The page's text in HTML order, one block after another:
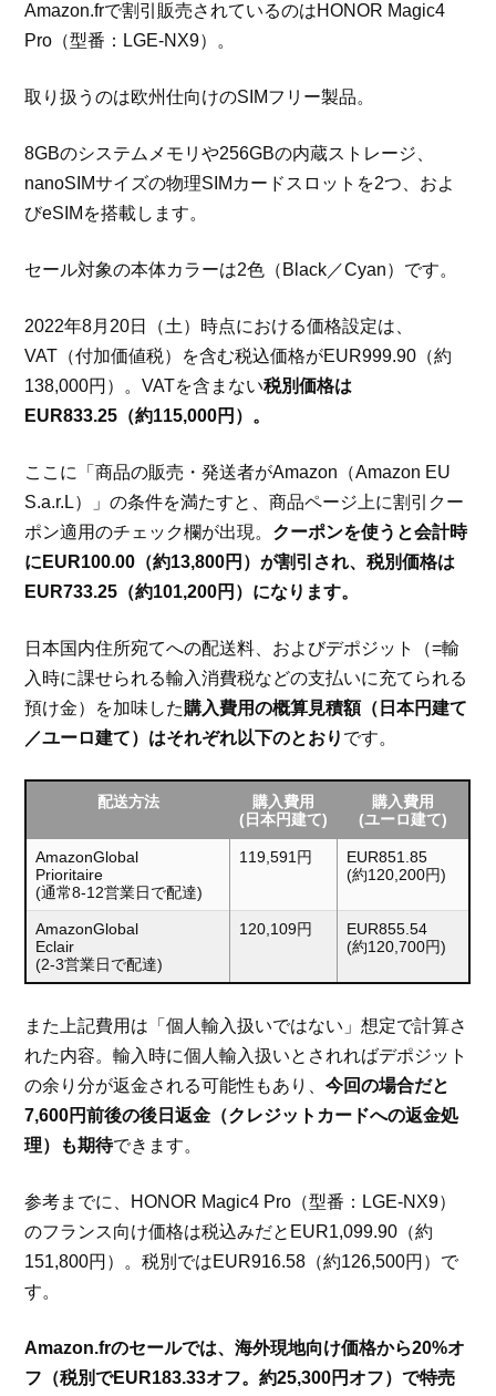
Amazon.frで割引販売されているのはHONOR Magic4
Pro（型番：LGE-NX9）。
取り扱うのは欧州仕向けのSIMフリー製品。
8GBのシステムメモリや256GBの内蔵ストレージ、
nanoSIMサイズの物理SIMカードスロットを2つ、およ
びeSIMを搭載します。
セール対象の本体カラーは2色（Black／Cyan）です。
2022年8月20日（土）時点における価格設定は、
VAT（付加価値税）を含む税込価格がEUR999.90（約
138,000円）。VATを含まない税別価格は
EUR833.25（約115,000円）。
ここに「商品の販売・発送者がAmazon（Amazon EU
S.a.r.L）」の条件を満たすと、商品ページ上に割引クー
ポン適用のチェック欄が出現。 クーポンを使うと会計時
にEUR100.00（約13,800円）が割引され、税別価格は
EUR733.25（約101,200円）になります。
日本国内住所宛てへの配送料、およびデポジット（=輸
入時に課せられる輸入消費税などの支払いに充てられる
預け金）を加味した購入費用の概算見積額（日本円建て
／ユーロ建て）はそれぞれ以下のとおり です。
配送方法
購入費用
(日本円建て)
購入費用
(ユーロ建て)
AmazonGlobal
Prioritaire
(通常8-12営業日で配達)
119,591円
EUR851.85
(約120,200円)
AmazonGlobal
Eclair
(2-3営業日で配達)
120,109円
EUR855.54
(約120,700円)
また上記費用は「個人輸入扱いではない」想定で計算さ
れた内容。輸入時に個人輸入扱いとされればデポジット
の余り分が返金される可能性もあり、今回の場合だと
7,600円前後の後日返金（クレジットカードへの返金処
理）も期待できます。
参考までに、HONOR Magic4 Pro（型番：LGE-NX9）
のフランス向け価格は税込みだとEUR1,099.90（約
151,800円）。税別ではEUR916.58（約126,500円）で
す。
Amazon.frのセールでは、海外現地向け価格から20%オ
フ（税別でEUR183.33オフ。約25,300円オフ）で特売